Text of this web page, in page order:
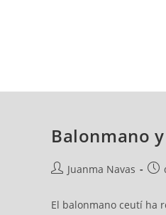
Balonmano
Juanma Navas
El balonmano ceutí ha